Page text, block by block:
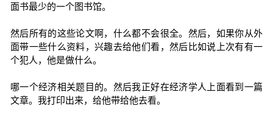
面书最少的一个图书馆。
然后所有的这些论文啊，什么都不会很全。然后，如果你从外
面带一些什么资料，兴趣去给他们看，然后比如说上次有有一
个犯人，他是做什么。
哪一个经济相关题目的。然后我正好在经济学人上面看到一篇
文章。我打印出来，给他带给他去看。